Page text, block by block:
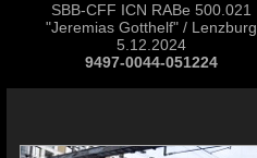
SBB-CFF ICN RABe 500.021
"Jeremias Gotthelf" / Lenzburg
5.12.2024
9497-0044-051224